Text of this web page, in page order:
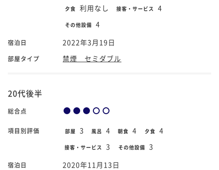
夕食 利用なし 接客・サービス 4
その他設備 4
宿泊日 2022年3月19日
部屋タイプ 禁煙 セミダブル
20代後半
総合点
項目別評価 部屋 3 風呂 4 朝食 4 夕食 4
接客・サービス 3 その他設備 3
宿泊日 2020年11月13日